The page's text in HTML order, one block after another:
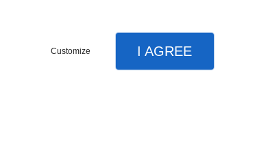
Customize I AGREE